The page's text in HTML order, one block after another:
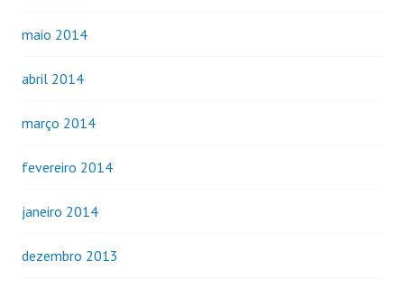
maio 2014
abril 2014
março 2014
fevereiro 2014
janeiro 2014
dezembro 2013